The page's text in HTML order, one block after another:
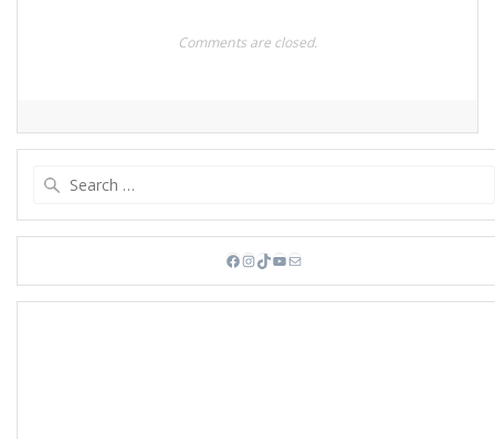
Comments are closed.
Facebook
Instagram
TikTok
YouTube
Mail